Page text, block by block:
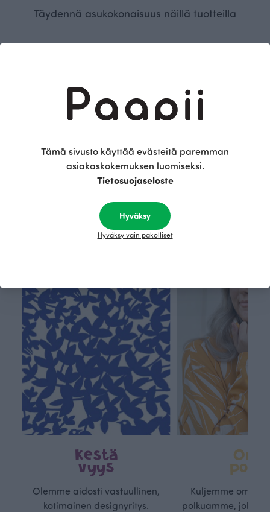
Täydennä asukokonaisuus näillä tuotteilla
Musta
Tämä on Paapii
Kestä
vyys
Olemme aidosti vastuullinen,
kotimainen designyritys.
Oma
Kuljemme omaa,
polkuamme, jolla
Tämä sivusto käyttää evästeitä paremman
asiakaskokemuksen luomiseksi.
Tietosuojaseloste
Hyväksy
Hyväksy vain pakolliset